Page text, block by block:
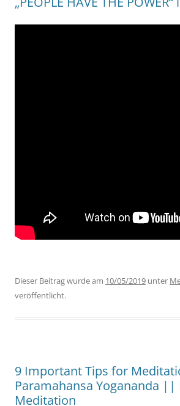
Dieser Beitrag wurde am 10/05/2019 unter
veröffentlicht.
9 Important Tips for
Paramahansa Yogananda ||
Meditation